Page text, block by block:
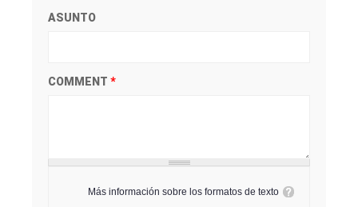
ASUNTO
COMMENT *
Más información sobre los formatos de texto